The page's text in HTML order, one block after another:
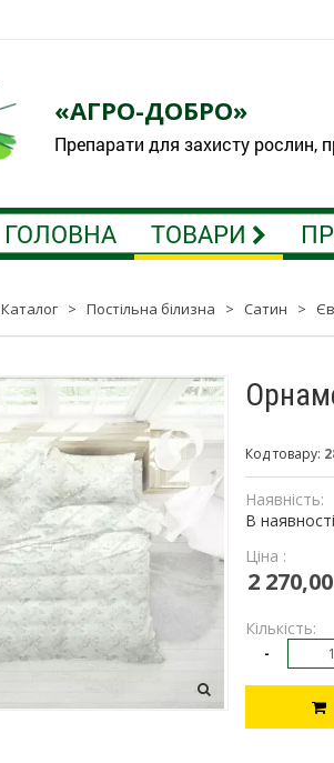
«АГРО-ДОБРО»
Препарати для захисту рослин,
ГОЛОВНА ТОВАРИ
Каталог > Постільна білизна > Сатин >
Код товару:
Наявність:
В наявності
Ціна :
2
Кількість:
-